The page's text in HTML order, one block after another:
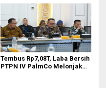
Tembus Rp7,08T, Laba Bersih
PTPN IV PalmCo Melonjak